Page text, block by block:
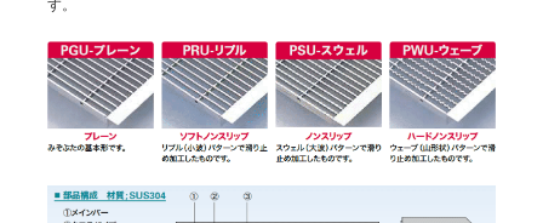
す。